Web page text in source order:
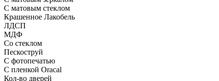
С матовым стеклом
Крашенное Лакобель
ЛДСП
МДФ
Со стеклом
Пескоструй
С фотопечатью
С пленкой Oracal
Кол-во дверей